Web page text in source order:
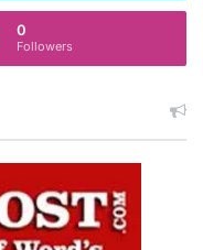
0
Followers